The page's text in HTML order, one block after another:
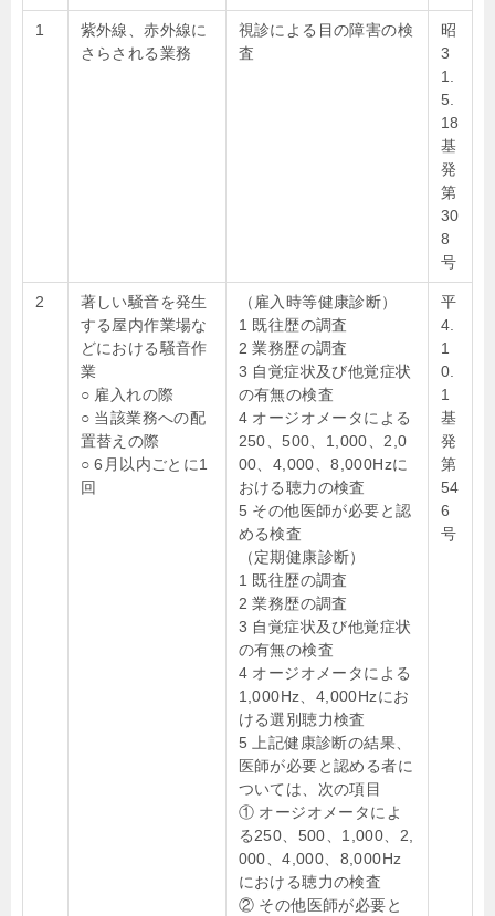
1
紫外線、赤外線に
さらされる業務
視診による目の障害の検
査
昭
3
1.
5.
18
基
発
第
30
8
号
2
著しい騒音を発生
する屋内作業場な
どにおける騒音作
業
○ 雇入れの際
○ 当該業務への配
置替えの際
○ 6月以内ごとに1
回
（雇入時等健康診断）
1 既往歴の調査
2 業務歴の調査
3 自覚症状及び他覚症状
の有無の検査
4 オージオメータによる
250、500、1,000、2,0
00、4,000、8,000Hzに
おける聴力の検査
5 その他医師が必要と認
める検査
（定期健康診断）
1 既往歴の調査
2 業務歴の調査
3 自覚症状及び他覚症状
の有無の検査
4 オージオメータによる
1,000Hz、4,000Hzにお
ける選別聴力検査
5 上記健康診断の結果、
医師が必要と認める者に
ついては、次の項目
① オージオメータによ
る250、500、1,000、2,
000、4,000、8,000Hz
における聴力の検査
② その他医師が必要と
平
4.
1
0.
1
基
発
第
54
6
号